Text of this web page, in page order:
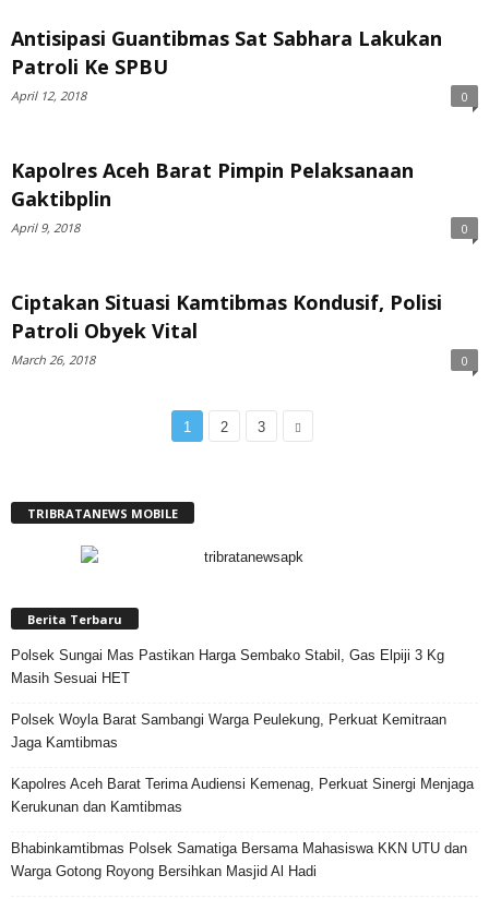
Antisipasi Guantibmas Sat Sabhara Lakukan
Patroli Ke SPBU
April 12, 2018 0
Kapolres Aceh Barat Pimpin Pelaksanaan
Gaktibplin
April 9, 2018 0
Ciptakan Situasi Kamtibmas Kondusif, Polisi
Patroli Obyek Vital
March 26, 2018 0
1 2 3
TRIBRATANEWS MOBILE
Berita Terbaru
Polsek Sungai Mas Pastikan Harga Sembako Stabil, Gas Elpiji 3 Kg
Masih Sesuai HET
Polsek Woyla Barat Sambangi Warga Peulekung, Perkuat Kemitraan
Jaga Kamtibmas
Kapolres Aceh Barat Terima Audiensi Kemenag, Perkuat Sinergi Menjaga
Kerukunan dan Kamtibmas
Bhabinkamtibmas Polsek Samatiga Bersama Mahasiswa KKN UTU dan
Warga Gotong Royong Bersihkan Masjid Al Hadi